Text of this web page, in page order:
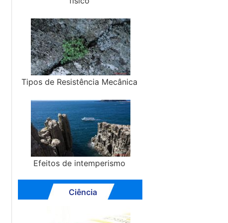
Tipos de Resistência Mecânica
Efeitos de intemperismo
Ciência